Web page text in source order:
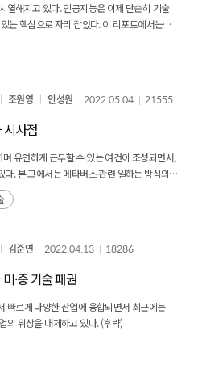
열해지고 있다. 인공지능은 이제 단순히 기술
는 핵심으로 자리 잡았다. 이 리포트에서는
을 살펴보고, 국가 안보를 결정지을 수 있는
보고자 한다. (후략)
조원영 안성원 2022.05.04 21555
시사점
유연하게 근무할 수 있는 여건이 조성되면서,
. 본 고에서는 메타버스 관련 일하는 방식의
다. (후략)
김준연 2022.04.13 18286
·중 기술 패권
빠르게 다양한 산업에 융합되면서 최근에는
의 위상을 대체하고 있다. (후략)